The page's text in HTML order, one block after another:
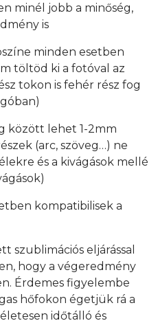
minél jobb a minőség,
is
minden esetben
töltöd ki a fotóval az
tokon is fehér rész fog
között lehet 1-2mm
(arc, szöveg…) ne
és a kivágások mellé
kompatibilisek a
szublimációs eljárással
hogy a végeredmény
Érdemes figyelembe
hőfokon égetjük rá a
időtálló és